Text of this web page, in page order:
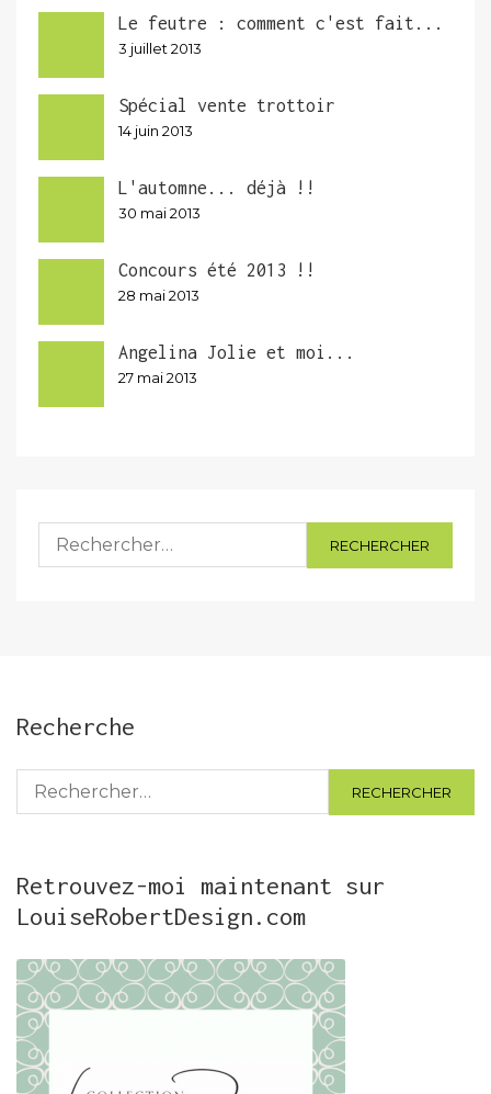
Le feutre : comment c'est fait...
3 juillet 2013
Spécial vente trottoir
14 juin 2013
L'automne... déjà !!
30 mai 2013
Concours été 2013 !!
28 mai 2013
Angelina Jolie et moi...
27 mai 2013
Rechercher :
Recherche
Rechercher :
Retrouvez-moi maintenant sur
LouiseRobertDesign.com